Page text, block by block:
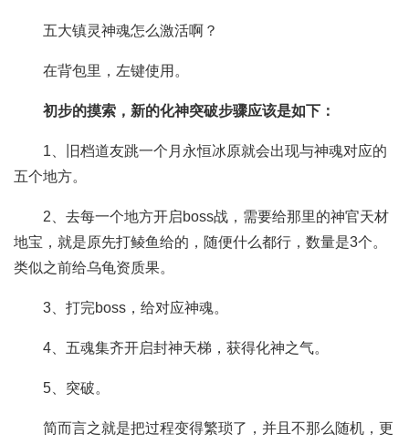
五大镇灵神魂怎么激活啊？
在背包里，左键使用。
初步的摸索，新的化神突破步骤应该是如下：
1、旧档道友跳一个月永恒冰原就会出现与神魂对应的
五个地方。
2、去每一个地方开启boss战，需要给那里的神官天材
地宝，就是原先打鲮鱼给的，随便什么都行，数量是3个。
类似之前给乌龟资质果。
3、打完boss，给对应神魂。
4、五魂集齐开启封神天梯，获得化神之气。
5、突破。
简而言之就是把过程变得繁琐了，并且不那么随机，更